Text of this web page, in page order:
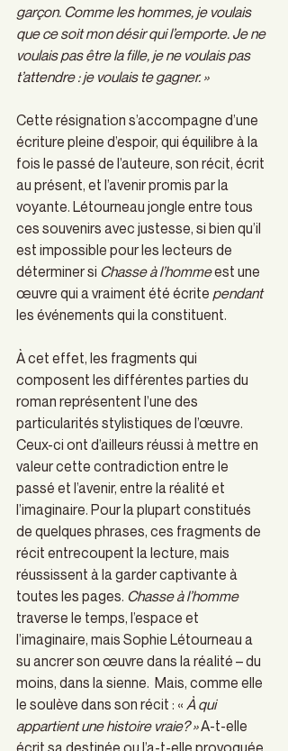
garçon. Comme les hommes, je voulais
que ce soit mon désir qui l’emporte. Je ne
voulais pas être la fille, je ne voulais pas
t’attendre : je voulais te gagner. »
Cette résignation s’accompagne d’une
écriture pleine d’espoir, qui équilibre à la
fois le passé de l’auteure, son récit, écrit
au présent, et l’avenir promis par la
voyante. Létourneau jongle entre tous
ces souvenirs avec justesse, si bien qu’il
est impossible pour les lecteurs de
déterminer si Chasse à l’homme est une
œuvre qui a vraiment été écrite pendant
les événements qui la constituent.
À cet effet, les fragments qui
composent les différentes parties du
roman représentent l’une des
particularités stylistiques de l’œuvre.
Ceux-ci ont d’ailleurs réussi à mettre en
valeur cette contradiction entre le
passé et l’avenir, entre la réalité et
l’imaginaire. Pour la plupart constitués
de quelques phrases, ces fragments de
récit entrecoupent la lecture, mais
réussissent à la garder captivante à
toutes les pages. Chasse à l’homme
traverse le temps, l’espace et
l’imaginaire, mais Sophie Létourneau a
su ancrer son œuvre dans la réalité – du
moins, dans la sienne.  Mais, comme elle
le soulève dans son récit : « À qui
appartient une histoire vraie? » A-t-elle
écrit sa destinée ou l’a-t-elle provoquée